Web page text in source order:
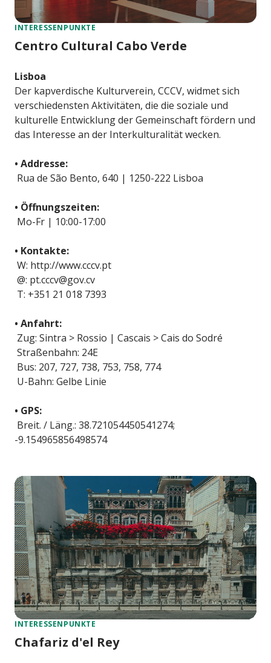
INTERESSENPUNKTE
Centro Cultural Cabo Verde
Lisboa
Der kapverdische Kulturverein, CCCV, widmet sich
verschiedensten Aktivitäten, die die soziale und
kulturelle Entwicklung der Gemeinschaft fördern und
das Interesse an der Interkulturalität wecken.
• Addresse:
Rua de São Bento, 640 | 1250-222 Lisboa
• Öffnungszeiten:
Mo-Fr | 10:00-17:00
• Kontakte:
W: http://www.cccv.pt
@: pt.cccv@gov.cv
T: +351 21 018 7393
• Anfahrt:
Zug: Sintra > Rossio | Cascais > Cais do Sodré
Straßenbahn: 24E
Bus: 207, 727, 738, 753, 758, 774
U-Bahn: Gelbe Linie
• GPS:
Breit. / Läng.: 38.721054450541274;
-9.154965856498574
INTERESSENPUNKTE
Chafariz d'el Rey